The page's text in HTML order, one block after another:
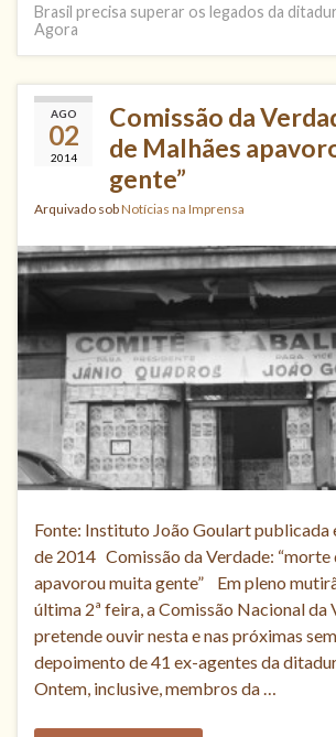
Brasil precisa superar os legados da
Agora
AGO
02
2014
Comissão da
de Malhães
gente”
Arquivado sobNotícias na Imprensa
Fonte: Instituto João Goulart publicada
de 2014 Comissão da Verdade: “morte
apavorou muita gente” Em pleno
última 2ª feira, a Comissão Nacional da
pretende ouvir nesta e nas próximas
depoimento de 41 ex-agentes da
Ontem, inclusive, membros da …